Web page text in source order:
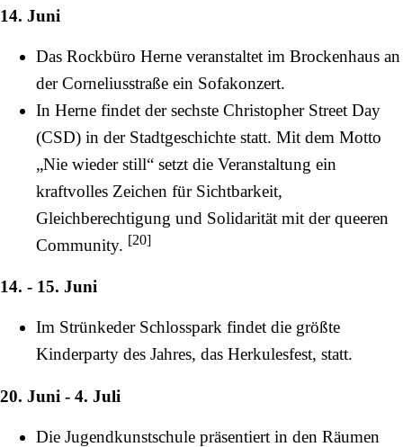
14. Juni
Das Rockbüro Herne veranstaltet im Brockenhaus an
derCorneliusstraße ein Sofakonzert.
In Herne findet der sechste Christopher Street Day
(CSD) in der Stadtgeschichte statt. Mit dem Motto
„Nie wieder still“ setzt die Veranstaltung ein
kraftvolles Zeichen für Sichtbarkeit,
Gleichberechtigung und Solidarität mit der queeren
Community. [20]
14. - 15. Juni
Im Strünkeder Schlosspark findet die größte
Kinderparty des Jahres, das Herkulesfest, statt.
20. Juni - 4. Juli
Die Jugendkunstschule präsentiert in den Räumen